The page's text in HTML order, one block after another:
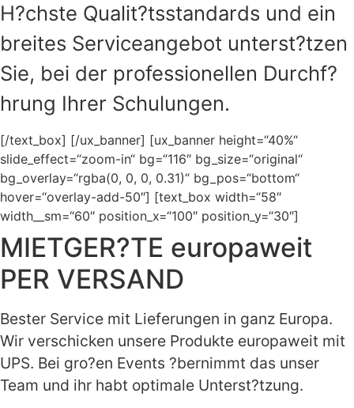
H?chste Qualit?tsstandards und ein
breites Serviceangebot unterst?tzen
Sie, bei der professionellen Durchf?
hrung Ihrer Schulungen.
[/text_box] [/ux_banner] [ux_banner height=“40%“
slide_effect=“zoom-in“ bg=“116″ bg_size=“original“
bg_overlay=“rgba(0, 0, 0, 0.31)“ bg_pos=“bottom“
hover=“overlay-add-50″] [text_box width=“58″
width__sm=“60″ position_x=“100″ position_y=“30″]
MIETGER?TE europaweit
PER VERSAND
Bester Service mit Lieferungen in ganz Europa.
Wir verschicken unsere Produkte europaweit mit
UPS. Bei gro?en Events ?bernimmt das unser
Team und ihr habt optimale Unterst?tzung.